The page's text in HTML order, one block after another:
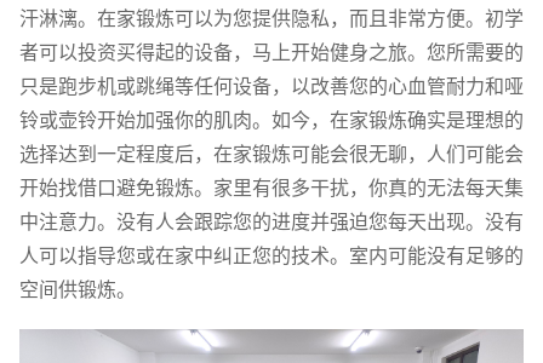
汗淋漓。在家锻炼可以为您提供隐私，而且非常方便。初学
者可以投资买得起的设备，马上开始健身之旅。您所需要的
只是跑步机或跳绳等任何设备，以改善您的心血管耐力和哑
铃或壶铃开始加强你的肌肉。如今，在家锻炼确实是理想的
选择达到一定程度后，在家锻炼可能会很无聊，人们可能会
开始找借口避免锻炼。家里有很多干扰，你真的无法每天集
中注意力。没有人会跟踪您的进度并强迫您每天出现。没有
人可以指导您或在家中纠正您的技术。室内可能没有足够的
空间供锻炼。